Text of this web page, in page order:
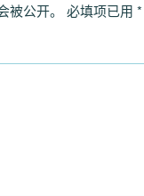
公开。 必填项已用 *